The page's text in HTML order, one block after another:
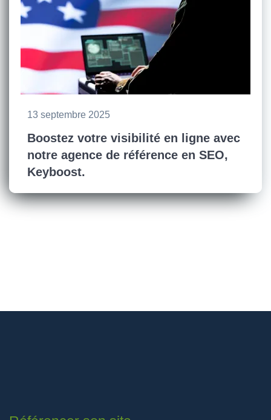
13 septembre 2025
Boostez votre visibilité en ligne avec
notre agence de référence en SEO,
Keyboost.